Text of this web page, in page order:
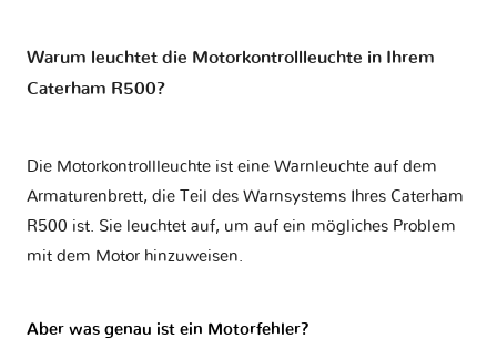
Warum leuchtet die Motorkontrollleuchte in Ihrem
Caterham R500?
Die Motorkontrollleuchte ist eine Warnleuchte auf dem
Armaturenbrett, die Teil des Warnsystems Ihres Caterham
R500 ist. Sie leuchtet auf, um auf ein mögliches Problem
mit dem Motor hinzuweisen.
Aber was genau ist ein Motorfehler?